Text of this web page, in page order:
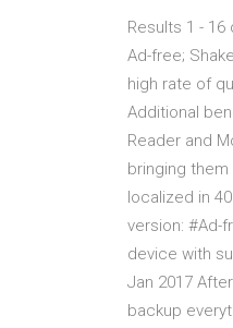
Results 1 -
Ad-free;
high rate of
Additional
Reader and
bringing
localized in
version: #Ad-
device with
Jan 2017
backup